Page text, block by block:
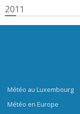
2011
Météo au Luxembourg
Météo en Europe